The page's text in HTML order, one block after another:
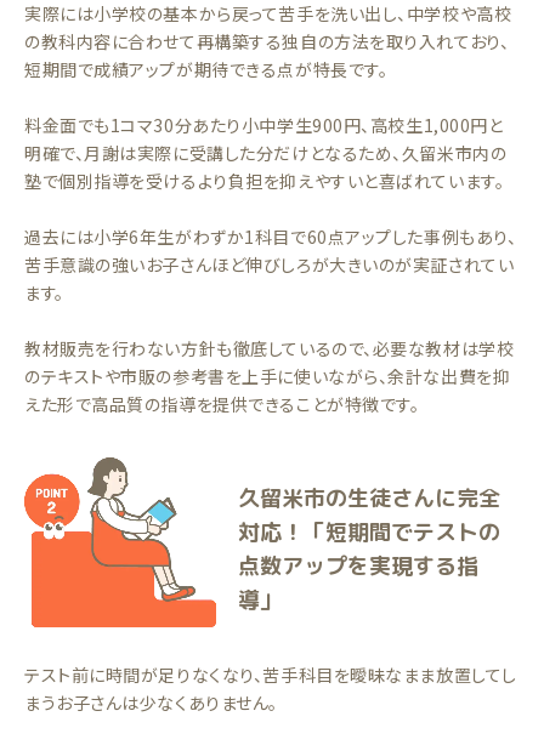
実際には小学校の基本から戻って苦手を洗い出し、中学校や高校
の教科内容に合わせて再構築する独自の方法を取り入れており、
短期間で成績アップが期待できる点が特長です。
料金面でも1コマ30分あたり小中学生900円、高校生1,000円と
明確で、月謝は実際に受講した分だけとなるため、久留米市内の
塾で個別指導を受けるより負担を抑えやすいと喜ばれています。
過去には小学6年生がわずか1科目で60点アップした事例もあり、
苦手意識の強いお子さんほど伸びしろが大きいのが実証されてい
ます。
教材販売を行わない方針も徹底しているので、必要な教材は学校
のテキストや市販の参考書を上手に使いながら、余計な出費を抑
えた形で高品質の指導を提供できることが特徴です。
久留米市の生徒さんに完全
対応！「短期間でテストの
点数アップを実現する指
導」
テスト前に時間が足りなくなり、苦手科目を曖昧なまま放置してし
まうお子さんは少なくありません。